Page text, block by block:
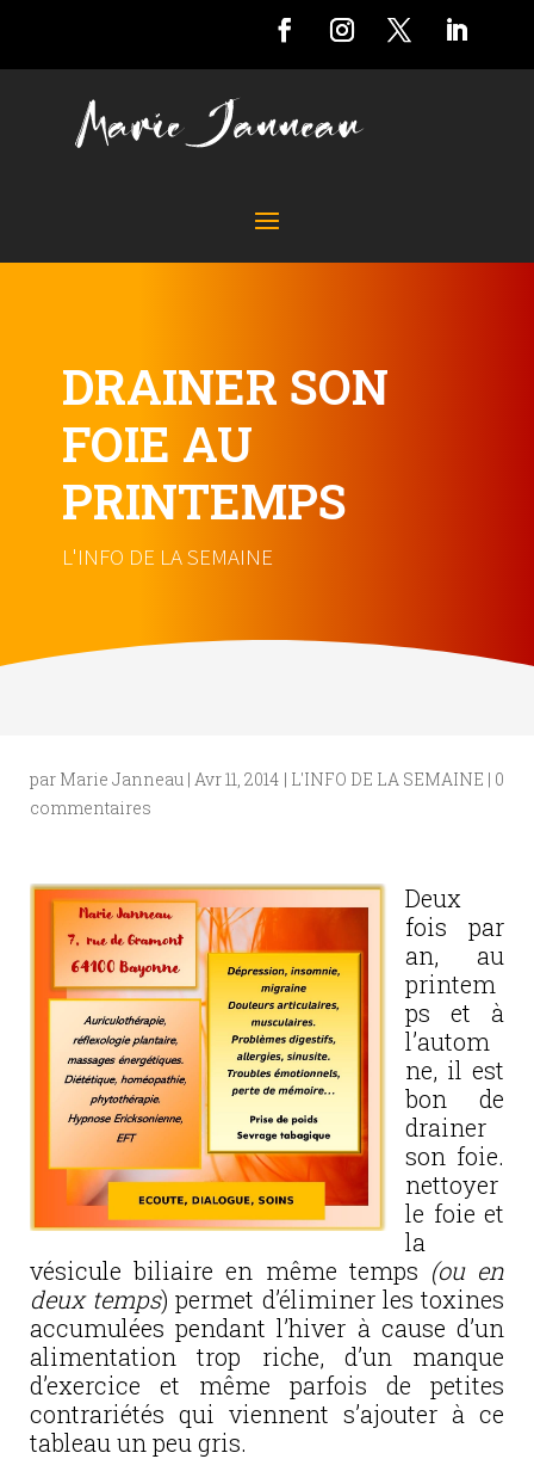
DRAINER SON
FOIE AU
PRINTEMPS
L'INFO DE LA SEMAINE
par Marie Janneau |Avr 11, 2014 | L'INFO DE LA SEMAINE | 0
commentaires
Deux
fois par
an, au
printem
ps et à
l’autom
ne, il est
bon de
drainer
son foie.
nettoyer
le foie et
la
vésicule biliaire en même temps (ou en
deux temps) permet d’éliminer les toxines
accumulées pendant l’hiver à cause d’un
alimentation trop riche, d’un manque
d’exercice et même parfois de petites
contrariétés qui viennent s’ajouter à ce
tableau un peu gris.